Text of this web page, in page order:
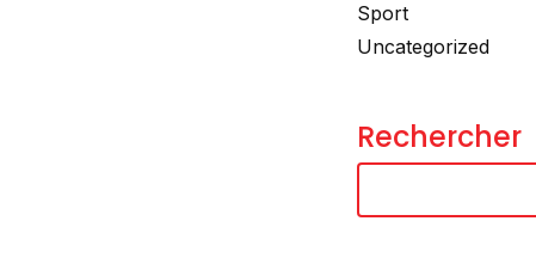
Sport
Uncategorized
Rechercher